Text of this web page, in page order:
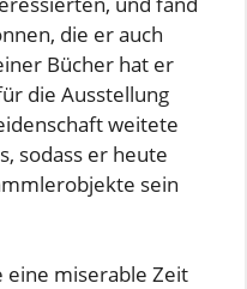
die er auch
Bücher hat er
die Ausstellung
weitete
sodass er heute
sein
eine miserable Zeit